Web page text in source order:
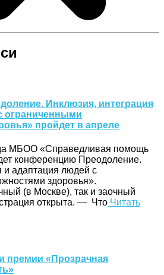
Инклюзия, интеграция
ограниченными
пройдет в апреле
МБОО «Справедливая помощь
конференцию Преодоление.
и адаптация людей с
здоровья».
(в Москве), так и заочный
открыта. — Что Читать
премии «Прозрачная